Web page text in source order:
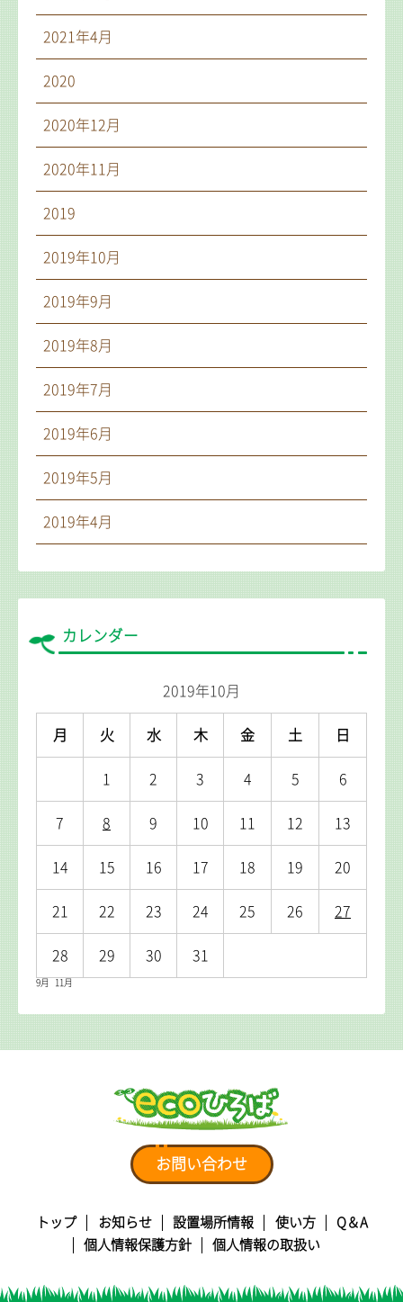
2021年4月
2020
2020年12月
2020年11月
2019
2019年10月
2019年9月
2019年8月
2019年7月
2019年6月
2019年5月
2019年4月
カレンダー
2019年10月
月 火 水 木 金 土 日
1 2 3 4 5 6
7 8 9 10 11 12 13
14 15 16 17 18 19 20
21 22 23 24 25 26 27
28 29 30 31
9月 11月
お問い合わせ
トップ お知らせ 設置場所情報 使い方
Q＆A
個人情報保護方針
個人情報の取扱い